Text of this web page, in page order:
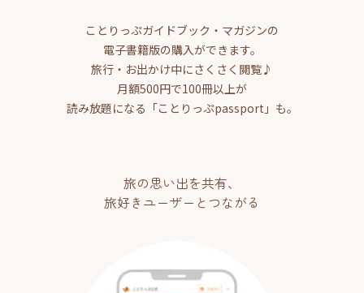
ことりっぷガイドブック・マガジンの
電子書籍版の購入ができます。
旅行・お出かけ中にさくさく閲覧♪
月額500円で100冊以上が
読み放題になる「ことりっぷpassport」も。
旅の思い出を共有、
旅好きユーザーとつながる